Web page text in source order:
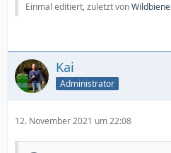
Einmal editiert, zuletzt vonWildbiene
Kai
Administrator
12. November 2021 um 22:08